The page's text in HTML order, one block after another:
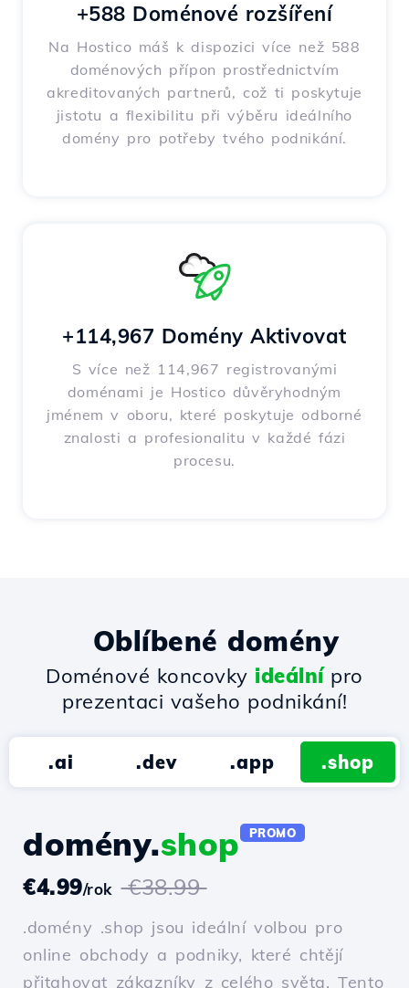
+588 Doménové rozšíření
Na Hostico máš k dispozici více než 588
doménových přípon prostřednictvím
akreditovaných partnerů, což ti poskytuje
jistotu a flexibilitu při výběru ideálního
domény pro potřeby tvého podnikání.
+114,967 Domény Aktivovat
S více než 114,967 registrovanými
doménami je Hostico důvěryhodným
jménem v oboru, které poskytuje odborné
znalosti a profesionalitu v každé fázi
procesu.
Oblíbené domény
Doménové koncovky ideálnípro
prezentaci vašeho podnikání!
.ai .dev .app .shop
domény.shop PROMO
€4.99/rok €38.99
.domény .shop jsou ideální volbou pro
online obchody a podniky, které chtějí
přitahovat zákazníky z celého světa. Tento